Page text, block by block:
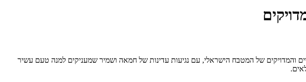
והמדויקים של המטבח הישראלי, עם נגיעות עדינות של חמאה ושמיר שמעניקים למנה טעם עשיר